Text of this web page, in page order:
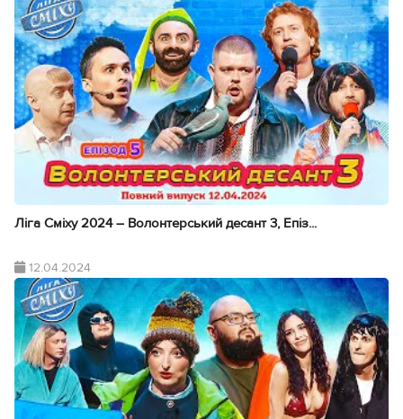
Ліга Сміху 2024 – Волонтерський десант 3, Епіз...
12.04.2024